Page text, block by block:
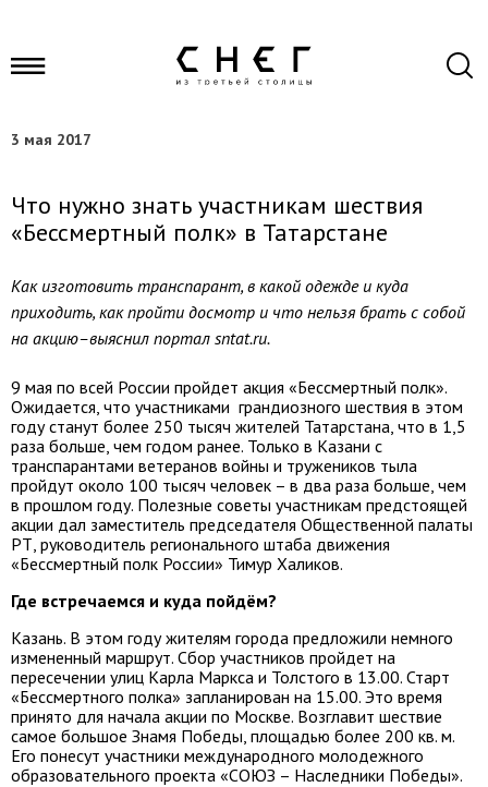
3 мая 2017
Что нужно знать участникам шествия
«Бессмертный полк» в Татарстане
Как изготовить транспарант, в какой одежде и куда
приходить, как пройти досмотр и что нельзя брать с собой
на акцию–выяснил портал sntat.ru.
9 мая по всей России пройдет акция «Бессмертный полк».
Ожидается, что участниками грандиозного шествия в этом
году станут более 250 тысяч жителей Татарстана, что в 1,5
раза больше, чем годом ранее. Только в Казани с
транспарантами ветеранов войны и тружеников тыла
пройдут около 100 тысяч человек – в два раза больше, чем
в прошлом году. Полезные советы участникам предстоящей
акции дал заместитель председателя Общественной палаты
РТ, руководитель регионального штаба движения
«Бессмертный полк России» Тимур Халиков.
Где встречаемся и куда пойдём?
Казань. В этом году жителям города предложили немного
измененный маршрут. Сбор участников пройдет на
пересечении улиц Карла Маркса и Толстого в 13.00. Старт
«Бессмертного полка» запланирован на 15.00. Это время
принято для начала акции по Москве. Возглавит шествие
самое большое Знамя Победы, площадью более 200 кв. м.
Его понесут участники международного молодежного
образовательного проекта «СОЮЗ – Наследники Победы».